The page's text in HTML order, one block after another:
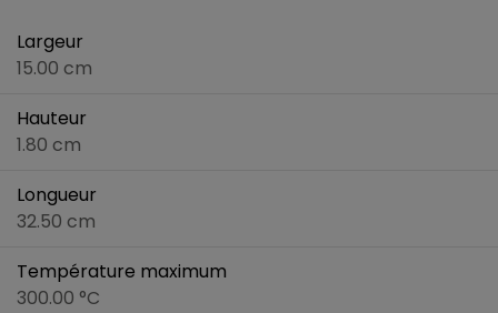
Largeur
15.00 cm
Hauteur
1.80 cm
Longueur
32.50 cm
Température maximum
300.00 °C